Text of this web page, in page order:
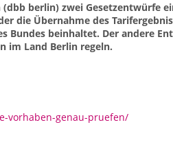
berlin) zwei Gesetzentwürfe
die Übernahme des
Bundes beinhaltet. Der andere
im Land Berlin regeln.
vorhaben-genau-pruefen/